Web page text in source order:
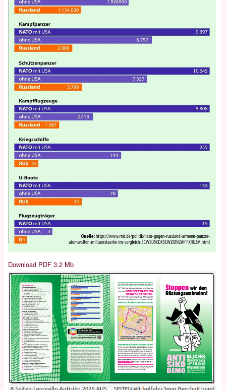
Download PDF 3.2 Mb